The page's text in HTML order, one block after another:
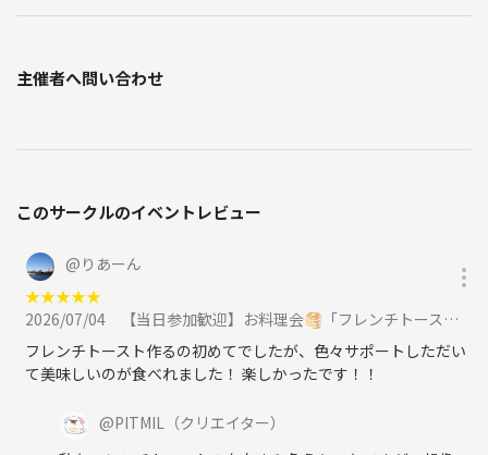
⚠️注意事項⚠️
・過度なナンパ行為や迷惑行為
ただけない方や運営側が参加者様としてふさわしくないと判断した方
ます。結婚相談所・金融投資・人材紹介・稼げる系スクール・保険など
の営業目的の参加者へは、PITMILの提携弁護士より業界流の対処を施し
ています。
主催者へ問い合わせ
このサークルのイベントレビュー
@ りあーん
★★★★★
2026/07/04
【当日参加歓迎】お料理会🥞「フレンチトーストを作ろう🍽️」大塚駅徒歩1分おしゃれなお部屋『初参加大歓迎』に参加
フレンチトースト作るの初めてでしたが、色々サポートしただい
て美味しいのが食べれました！ 楽しかったです！！
@PITMIL
（クリエイター）